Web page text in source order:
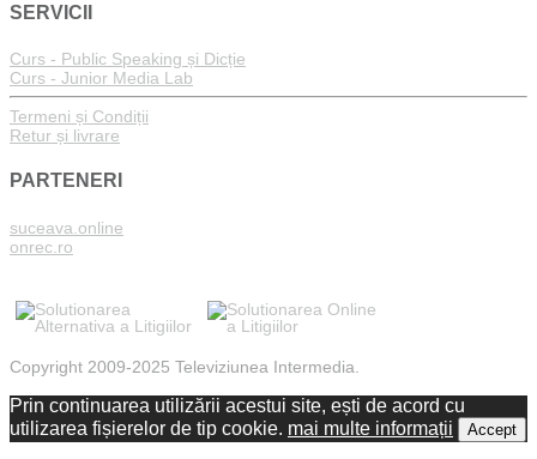
SERVICII
Curs - Public Speaking și Dicție
Curs - Junior Media Lab
Termeni și Condiții
Retur și livrare
PARTENERI
suceava.online
onrec.ro
Copyright 2009-2025 Televiziunea Intermedia.
Prin continuarea utilizării acestui site, ești de acord cu
utilizarea fișierelor de tip cookie. mai multe informații Accept